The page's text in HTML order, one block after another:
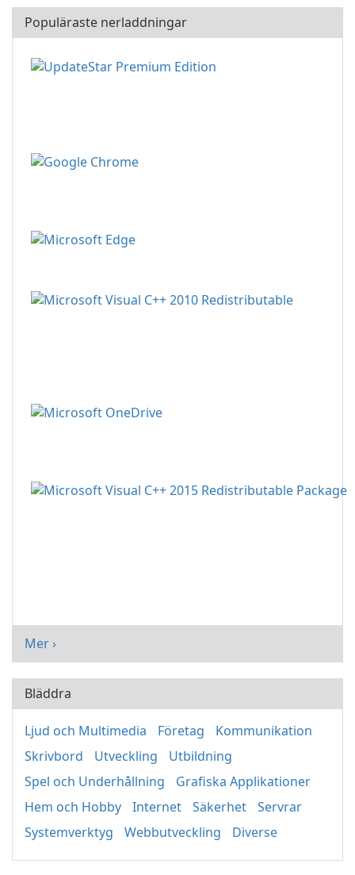
Populäraste nerladdningar
Mer ›
Bläddra
Ljud och Multimedia Företag
Kommunikation
Skrivbord
Utveckling
Utbildning
Spel och Underhållning
Grafiska Applikationer
Hem och Hobby
Internet Säkerhet
Servrar
Systemverktyg
Webbutveckling Diverse